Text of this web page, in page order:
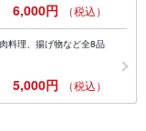
6,000円 （税込）
料理、揚げ物など全8品
5,000円 （税込）